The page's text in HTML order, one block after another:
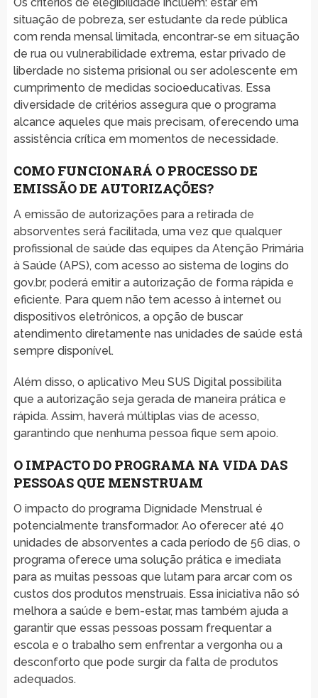
situação de pobreza, ser estudante da rede pública
com renda mensal limitada, encontrar-se em situação
de rua ou vulnerabilidade extrema, estar privado de
liberdade no sistema prisional ou ser adolescente em
cumprimento de medidas socioeducativas. Essa
diversidade de critérios assegura que o programa
alcance aqueles que mais precisam, oferecendo uma
assistência crítica em momentos de necessidade.
COMO FUNCIONARÁ O PROCESSO DE
EMISSÃO DE AUTORIZAÇÕES?
A emissão de autorizações para a retirada de
absorventes será facilitada, uma vez que qualquer
profissional de saúde das equipes da Atenção Primária
à Saúde (APS), com acesso ao sistema de logins do
gov.br, poderá emitir a autorização de forma rápida e
eficiente. Para quem não tem acesso à internet ou
dispositivos eletrônicos, a opção de buscar
atendimento diretamente nas unidades de saúde está
sempre disponível.
Além disso, o aplicativo Meu SUS Digital possibilita
que a autorização seja gerada de maneira prática e
rápida. Assim, haverá múltiplas vias de acesso,
garantindo que nenhuma pessoa fique sem apoio.
O IMPACTO DO PROGRAMA NA VIDA DAS
PESSOAS QUE MENSTRUAM
O impacto do programa Dignidade Menstrual é
potencialmente transformador. Ao oferecer até 40
unidades de absorventes a cada período de 56 dias, o
programa oferece uma solução prática e imediata
para as muitas pessoas que lutam para arcar com os
custos dos produtos menstruais. Essa iniciativa não só
melhora a saúde e bem-estar, mas também ajuda a
garantir que essas pessoas possam frequentar a
escola e o trabalho sem enfrentar a vergonha ou a
desconforto que pode surgir da falta de produtos
adequados.